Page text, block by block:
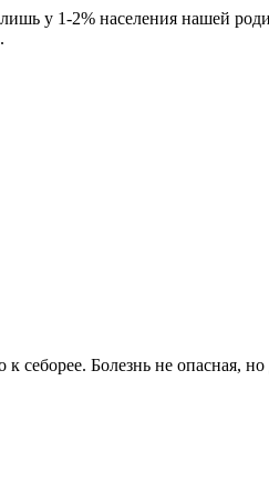
у 1-2% населения нашей
себорее. Болезнь не опасная,